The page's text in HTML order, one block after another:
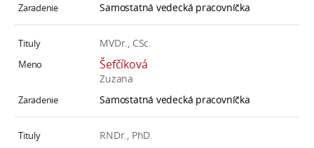
Samostatná vedecká pracovníčka
MVDr., CSc.
Šefčíková
Zuzana
Samostatná vedecká pracovníčka
RNDr., PhD.